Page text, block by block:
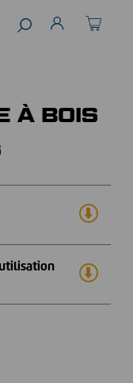
À BOIS